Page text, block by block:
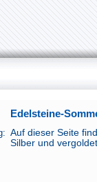
Edelsteine-
Auf dieser Seite
Silber und